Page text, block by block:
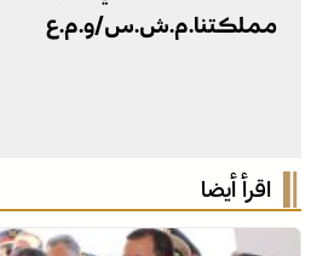
مملكتنا.م.ش.س/و.م.ع
اقرأ أيضا